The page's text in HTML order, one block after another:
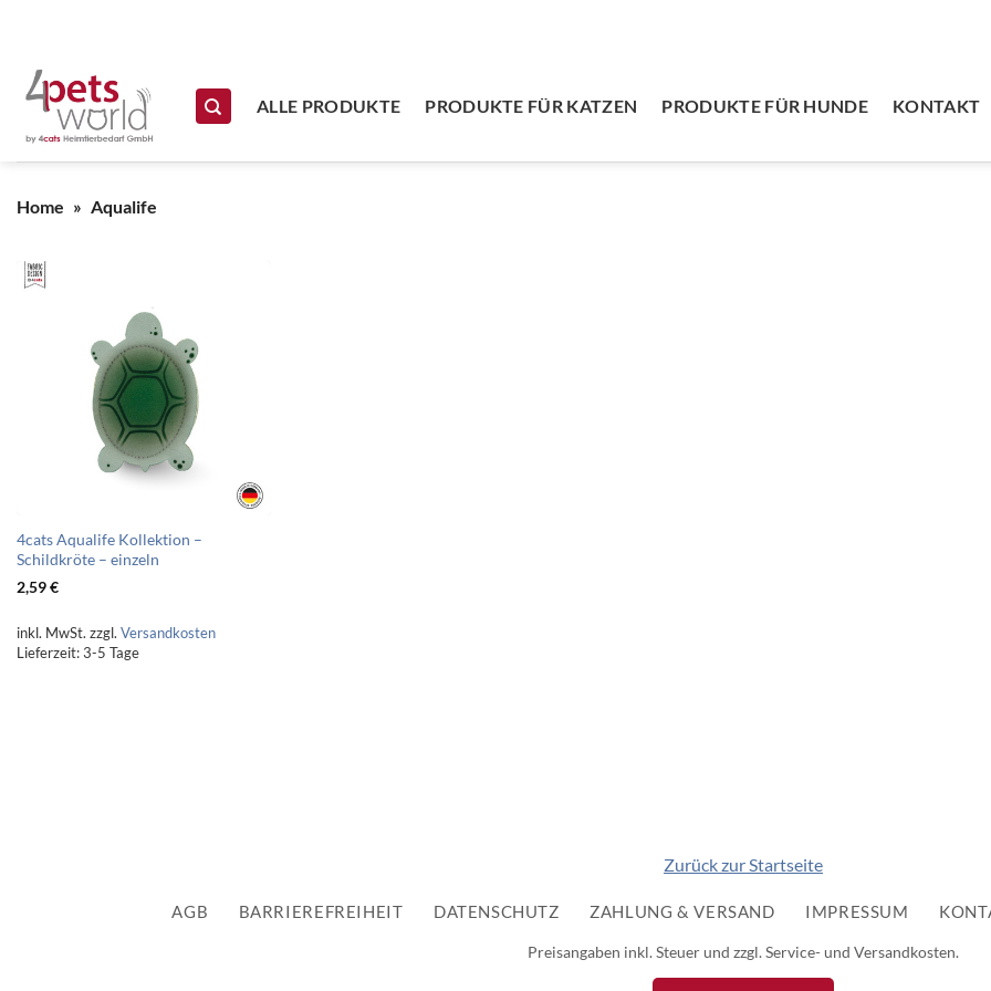
Zum Inhalt springen
ALLE PRODUKTE
PRODUKTE FÜR KATZEN PRODUKTE FÜR HUNDE KONTAKT
Home » Aqualife
4cats Aqualife Kollektion –
Schildkröte – einzeln
2,59€
inkl. MwSt. zzgl. Versandkosten
Lieferzeit:3-5 Tage
Zurück zur Startseite
AGB BARRIEREFREIHEIT DATENSCHUTZ ZAHLUNG & VERSAND IMPRESSUM
Preisangaben inkl. Steuer und zzgl. Service- und Versandkosten.